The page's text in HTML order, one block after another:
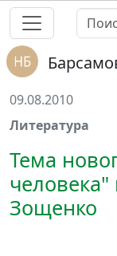
09.08.2010
Литература
Тема
Зощенко